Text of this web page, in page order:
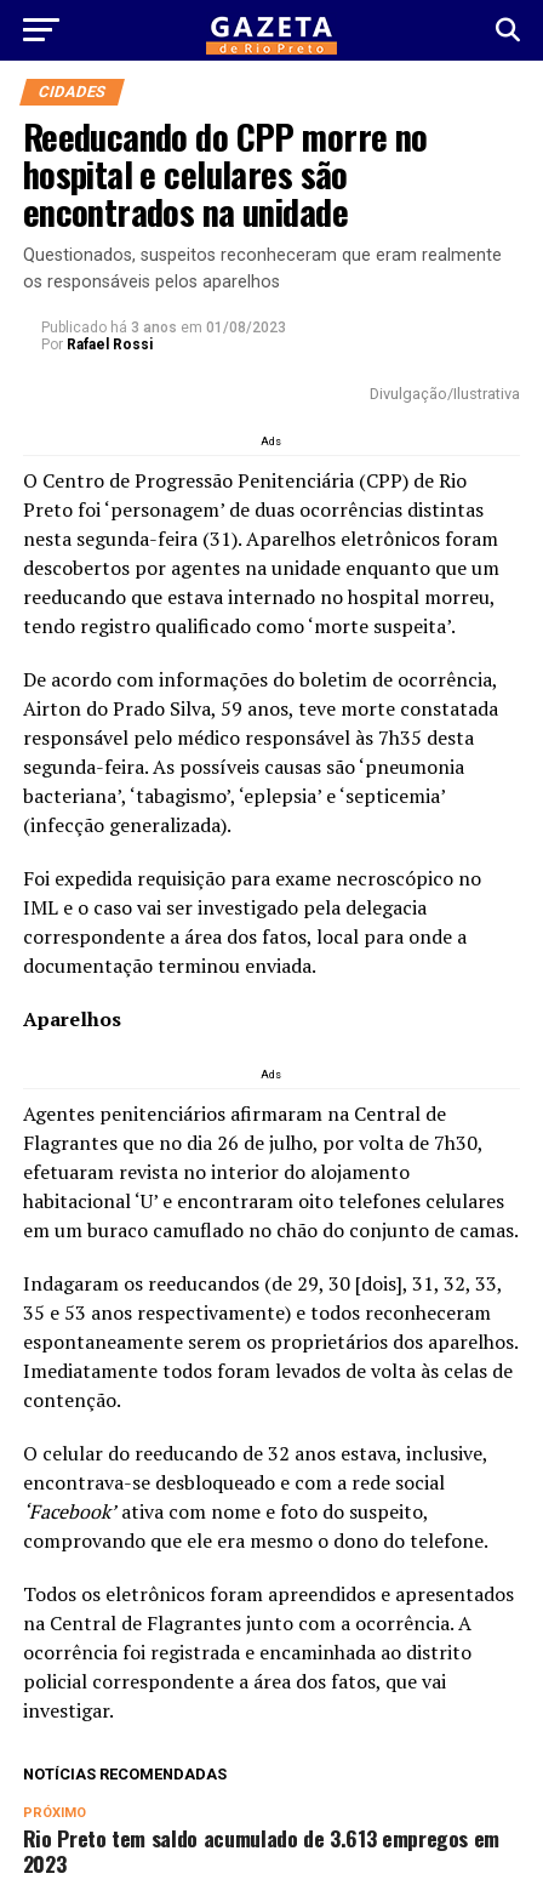
CIDADES
Reeducando do CPP morre no
hospital e celulares são
encontrados na unidade
Questionados, suspeitos reconheceram que eram realmente
os responsáveis pelos aparelhos
Publicado há 3 anos em 01/08/2023
Por Rafael Rossi
Divulgação/Ilustrativa
Ads
O Centro de Progressão Penitenciária (CPP) de Rio
Preto foi ‘personagem’ de duas ocorrências distintas
nesta segunda-feira (31). Aparelhos eletrônicos foram
descobertos por agentes na unidade enquanto que um
reeducando que estava internado no hospital morreu,
tendo registro qualificado como ‘morte suspeita’.
De acordo com informações do boletim de ocorrência,
Airton do Prado Silva, 59 anos, teve morte constatada
responsável pelo médico responsável às 7h35 desta
segunda-feira. As possíveis causas são ‘pneumonia
bacteriana’, ‘tabagismo’, ‘eplepsia’ e ‘septicemia’
(infecção generalizada).
Foi expedida requisição para exame necroscópico no
IML e o caso vai ser investigado pela delegacia
correspondente a área dos fatos, local para onde a
documentação terminou enviada.
Aparelhos
Ads
Agentes penitenciários afirmaram na Central de
Flagrantes que no dia 26 de julho, por volta de 7h30,
efetuaram revista no interior do alojamento
habitacional ‘U’ e encontraram oito telefones celulares
em um buraco camuflado no chão do conjunto de camas.
Indagaram os reeducandos (de 29, 30 [dois], 31, 32, 33,
35 e 53 anos respectivamente) e todos reconheceram
espontaneamente serem os proprietários dos aparelhos.
Imediatamente todos foram levados de volta às celas de
contenção.
O celular do reeducando de 32 anos estava, inclusive,
encontrava-se desbloqueado e com a rede social
‘Facebook’ativa com nome e foto do suspeito,
comprovando que ele era mesmo o dono do telefone.
Todos os eletrônicos foram apreendidos e apresentados
na Central de Flagrantes junto com a ocorrência. A
ocorrência foi registrada e encaminhada ao distrito
policial correspondente a área dos fatos, que vai
investigar.
NOTÍCIAS RECOMENDADAS
PRÓXIMO
Rio Preto tem saldo acumulado de 3.613 empregos em
2023